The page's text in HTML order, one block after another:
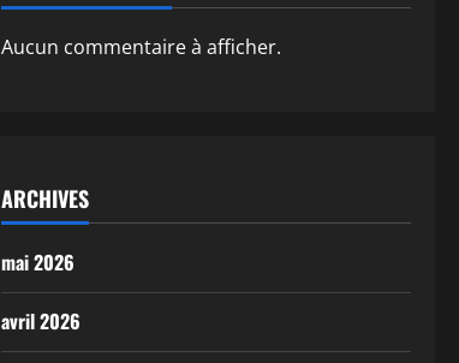
Aucun commentaire à afficher.
ARCHIVES
mai 2026
avril 2026